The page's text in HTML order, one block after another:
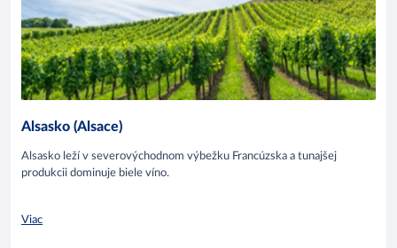
Alsasko (Alsace)
Alsasko leží v severovýchodnom výbežku Francúzska a tunajšej
produkcii dominuje biele víno.
Viac